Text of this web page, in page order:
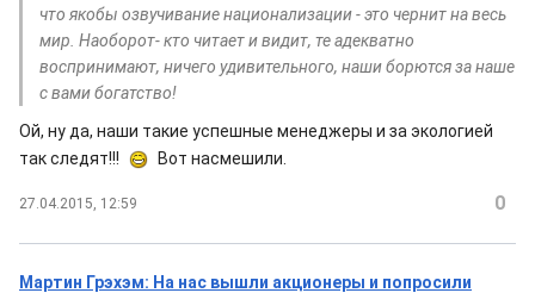
что якобы озвучивание национализации - это чернит на весь
мир. Наоборот- кто читает и видит, те адекватно
воспринимают, ничего удивительного, наши борются за наше
с вами богатство!
Ой, ну да, наши такие успешные менеджеры и за экологией
так следят!!!
Вот насмешили.
27.04.2015, 12:59 0
Мартин Грэхэм: На нас вышли акционеры и попросили